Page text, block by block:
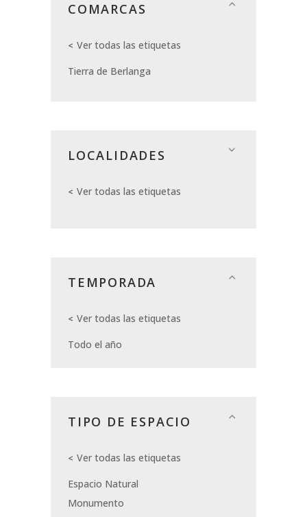
COMARCAS
Ver todas las etiquetas
Tierra de Berlanga
LOCALIDADES
Ver todas las etiquetas
TEMPORADA
Ver todas las etiquetas
Todo el año
TIPO DE ESPACIO
Ver todas las etiquetas
Espacio Natural
Monumento